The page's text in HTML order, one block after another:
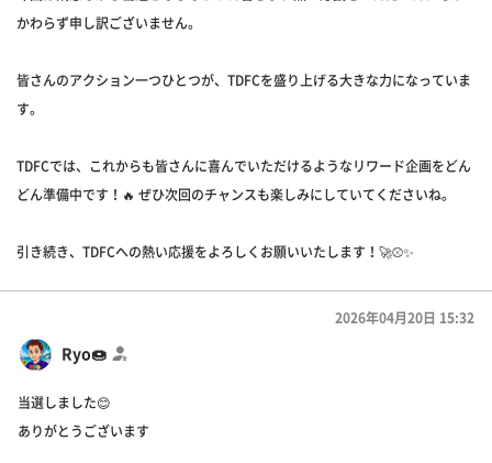
かわらず申し訳ございません。
皆さんのアクション一つひとつが、TDFCを盛り上げる大きな力になっていま
す。
TDFCでは、これからも皆さんに喜んでいただけるようなリワード企画をどん
どん準備中です！🔥 ぜひ次回のチャンスも楽しみにしていてくださいね。
引き続き、TDFCへの熱い応援をよろしくお願いいたします！🚀⚾️✨
Ryo🍩
2026年04月20日 15:32
当選しました😊
ありがとうございます